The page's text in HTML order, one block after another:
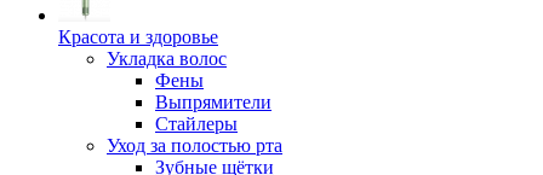
Красота и здоровье
Укладка волос
Фены
Выпрямители
Стайлеры
Уход за полостью рта
Зубные щётки